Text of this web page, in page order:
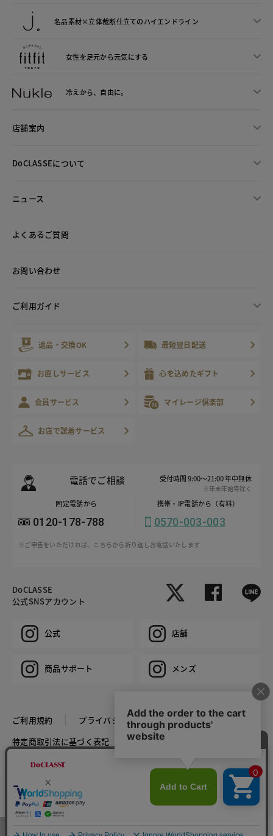
カラー・サイズを選択する
名品素材×立体裁断仕立てのハイエンドライン
女性を足元から元気にする
冷えから、 自由に。
店舗案内
DoCLASSEについて
ニュース
よくあるご質問
お問い合わせ
ご利用ガイド
返品・交換OK 最短翌日配送
お直しサービス 心を込めたギフト
会員サービス マイレージ倶楽部
お店で試着サービス
電話でご相談 受付時間 9:00～21:00 年中無休
※年末年始等除く
固定電話から
0120-178-788
携帯・IP電話から（有料）
0570-003-003
※ご申告をいただければ、こちらから折り返しお電話いたします
DoCLASSE
公式SNSアカウント
公式 店舗
商品サポート メンズ
ご利用規約
プライバシーポリシー
特定商取引法に基づく表記
推奨環境
COPYRIGHT © DoCLASSE ALL RIGHTS RESERVED.